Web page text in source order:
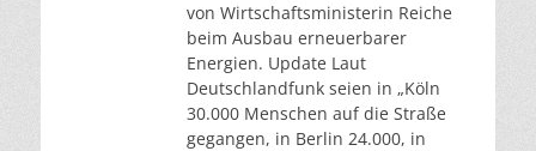
von Wirtschaftsministerin Reiche
beim Ausbau erneuerbarer
Energien. Update Laut
Deutschlandfunk seien in „Köln
30.000 Menschen auf die Straße
gegangen, in Berlin 24.000, in